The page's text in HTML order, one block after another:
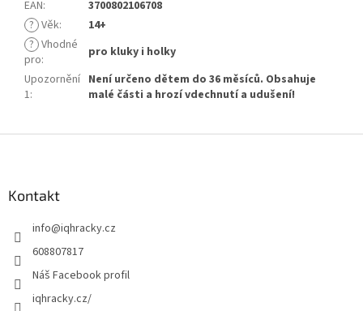
EAN:
3700802106708
? Věk:
14+
? Vhodné
pro:
pro kluky i holky
Upozornění
1:
Není určeno dětem do 36 měsíců. Obsahuje
malé části a hrozí vdechnutí a udušení!
Kontakt
info@iqhracky.cz
608807817
Náš Facebook profil
iqhracky.cz/